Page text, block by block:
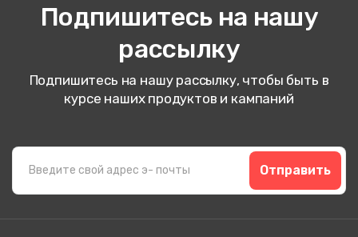
Подпишитесь на нашу
рассылку
Подпишитесь на нашу рассылку, чтобы быть в
курсе наших продуктов и кампаний
Отправить